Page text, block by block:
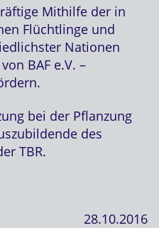
Mithilfe der in
Flüchtlinge und
Nationen
BAF e.V. –
bei der Pflanzung
des
TBR.
28.10.2016